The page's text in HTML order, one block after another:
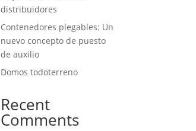
distribuidores
Contenedores plegables: Un
nuevo concepto de puesto
de auxilio
Domos todoterreno
Recent
Comments